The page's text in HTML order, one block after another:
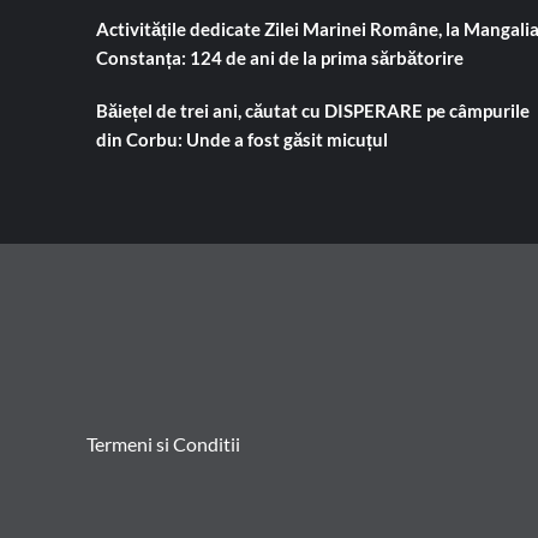
Activitățile dedicate Zilei Marinei Române, la
Constanța: 124 de ani de la prima sărbătorire
Băiețel de trei ani, căutat cu DISPERARE pe câmpurile
din Corbu: Unde a fost găsit micuțul
Termeni si Conditii